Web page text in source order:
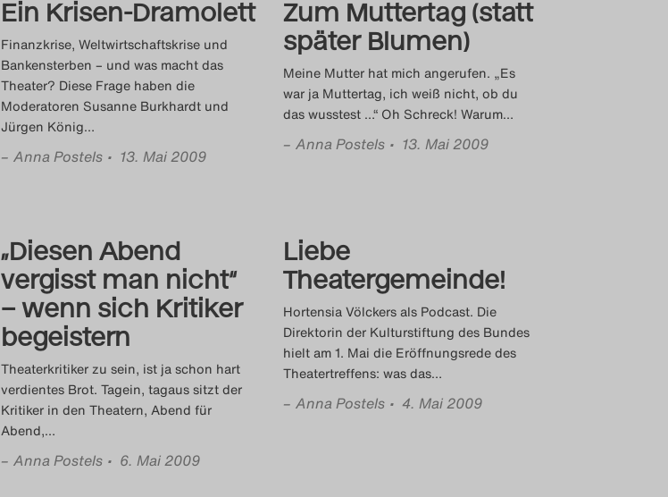
Ein Krisen-Dramolett
Finanzkrise, Weltwirtschaftskrise und
Bankensterben – und was macht das
Theater? Diese Frage haben die
Moderatoren Susanne Burkhardt und
Jürgen König…
– Anna Postels • 13. Mai 2009
Zum Muttertag (statt
später Blumen)
Meine Mutter hat mich angerufen. „Es
war ja Muttertag, ich weiß nicht, ob du
das wusstest …“ Oh Schreck! Warum…
– Anna Postels • 13. Mai 2009
„Diesen Abend
vergisst man nicht“
– wenn sich Kritiker
begeistern
Theaterkritiker zu sein, ist ja schon hart
verdientes Brot. Tagein, tagaus sitzt der
Kritiker in den Theatern, Abend für
Abend,…
– Anna Postels • 6. Mai 2009
Liebe
Theatergemeinde!
Hortensia Völckers als Podcast. Die
Direktorin der Kulturstiftung des Bundes
hielt am 1. Mai die Eröffnungsrede des
Theatertreffens: was das…
– Anna Postels • 4. Mai 2009